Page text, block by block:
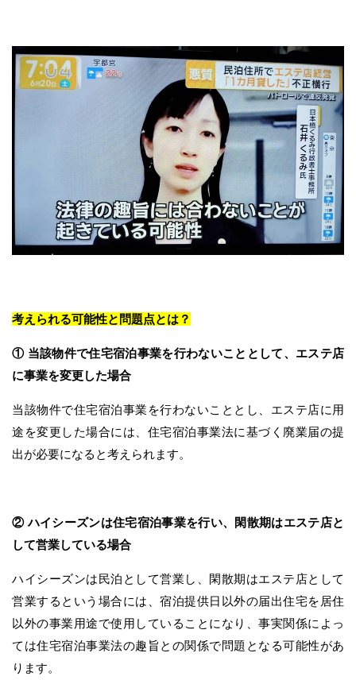
考えられる可能性と問題点とは？
① 当該物件で住宅宿泊事業を行わないこととして、エステ店
に事業を変更した場合
当該物件で住宅宿泊事業を行わないこととし、エステ店に用
途を変更した場合には、住宅宿泊事業法に基づく廃業届の提
出が必要になると考えられます。
② ハイシーズンは住宅宿泊事業を行い、閑散期はエステ店と
して営業している場合
ハイシーズンは民泊として営業し、閑散期はエステ店として
営業するという場合には、宿泊提供日以外の届出住宅を居住
以外の事業用途で使用していることになり、事実関係によっ
ては住宅宿泊事業法の趣旨との関係で問題となる可能性があ
ります。